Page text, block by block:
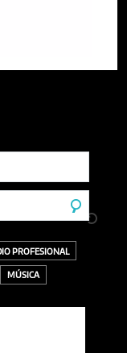
PROFESIONAL
MÚSICA